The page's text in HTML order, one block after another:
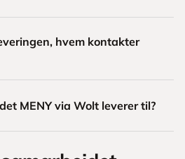
hvem kontakter
MENY via Wolt leverer til?